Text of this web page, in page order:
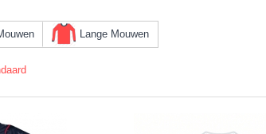
Lange Mouwen